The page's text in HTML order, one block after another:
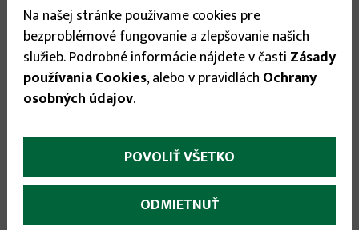
More
infos
Popis(aktívna
karta)
Univerzálne záhradnícke vápno. Vápnenie
stromov a kríkov v zimnom a jarnom
období
chráni pred zamrznutím a vytvorením
hĺbkových trhlín, vďaka ktorým sú rastliny
náchylnejšie infekciám a napadnutiu škodcom.
Odkysľovanie pôdy pomocou vápna
udržiavať optimálne pH v pôde
zlepšuje konzistenciu pôdy a zvyšuje
Na našej stránke používame cookies pre
bezproblémové fungovanie a zlepšovanie našich
služieb. Podrobné informácie nájdete v časti Zásady
používania Cookies, alebo v pravidlách Ochrany
osobných údajov.
POVOLIŤ VŠETKO
ODMIETNUŤ